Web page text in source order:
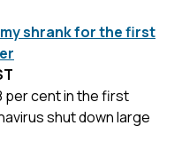
shrank for the first
per cent in the first
shut down large